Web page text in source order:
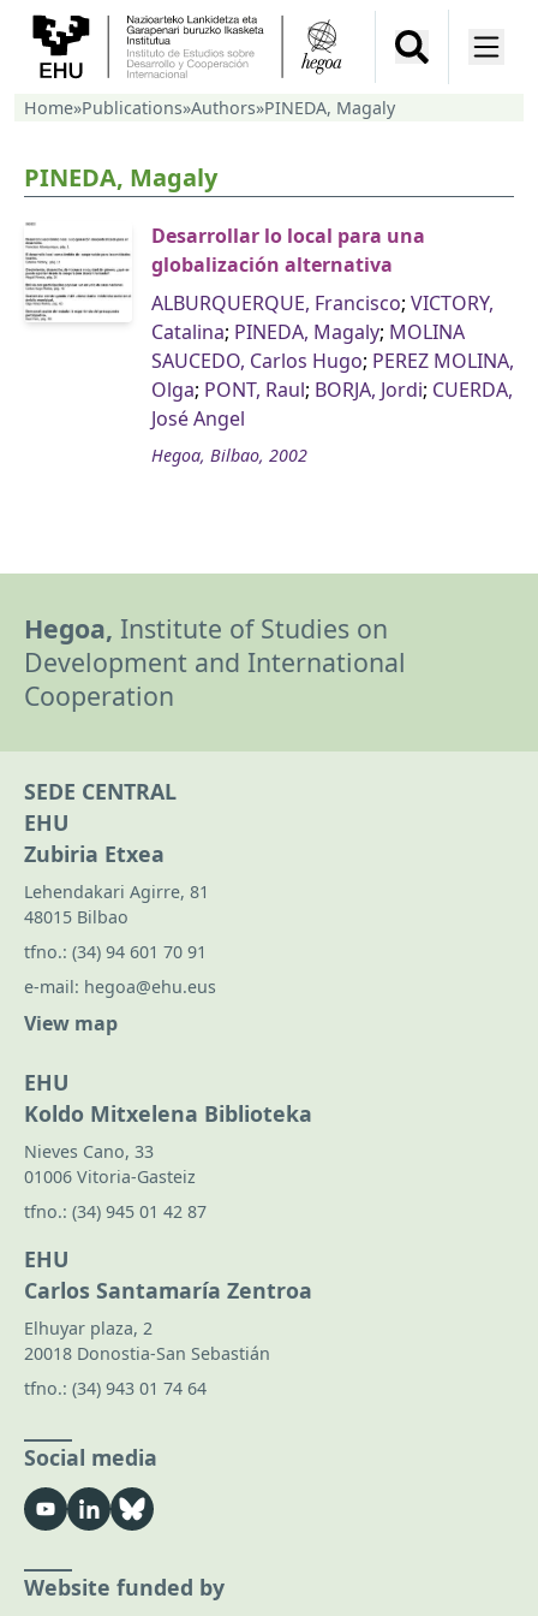
Home»Publications»Authors»PINEDA, Magaly
PINEDA, Magaly
Desarrollar lo local para una
globalización alternativa
ALBURQUERQUE, Francisco; VICTORY,
Catalina; PINEDA, Magaly; MOLINA
SAUCEDO, Carlos Hugo; PEREZ MOLINA,
Olga; PONT, Raul; BORJA, Jordi; CUERDA,
José Angel
Hegoa, Bilbao, 2002
Hegoa, Institute of Studies on
Development and International
Cooperation
SEDE CENTRAL
EHU
Zubiria Etxea
Lehendakari Agirre, 81
48015 Bilbao
tfno.: (34) 94 601 70 91
e-mail: hegoa@ehu.eus
View map
EHU
Koldo Mitxelena Biblioteka
Nieves Cano, 33
01006 Vitoria-Gasteiz
tfno.: (34) 945 01 42 87
EHU
Carlos Santamaría Zentroa
Elhuyar plaza, 2
20018 Donostia-San Sebastián
tfno.: (34) 943 01 74 64
Social media
Website funded by